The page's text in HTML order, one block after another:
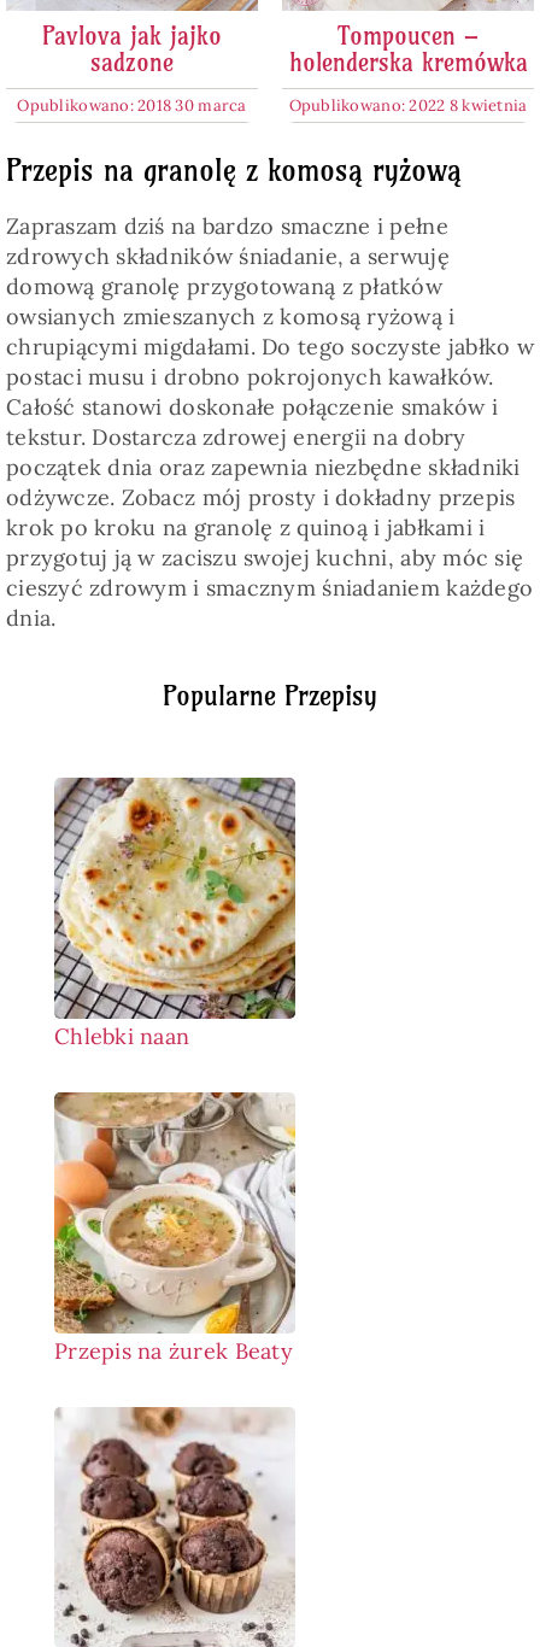
Popularne Przepisy
Chlebki naan
Przepis na żurek Beaty
Pavlova jak jajko
sadzone
Opublikowano: 2018 30 marca
Tompoucen –
holenderska kremówka
Opublikowano: 2022 8 kwietnia
Przepis na granolę z komosą ryżową
Zapraszam dziś na bardzo smaczne i pełne
zdrowych składników śniadanie, a serwuję
domową granolę przygotowaną z płatków
owsianych zmieszanych z komosą ryżową i
chrupiącymi migdałami. Do tego soczyste jabłko w
postaci musu i drobno pokrojonych kawałków.
Całość stanowi doskonałe połączenie smaków i
tekstur. Dostarcza zdrowej energii na dobry
początek dnia oraz zapewnia niezbędne składniki
odżywcze. Zobacz mój prosty i dokładny przepis
krok po kroku na granolę z quinoą i jabłkami i
przygotuj ją w zaciszu swojej kuchni, aby móc się
cieszyć zdrowym i smacznym śniadaniem każdego
dnia.